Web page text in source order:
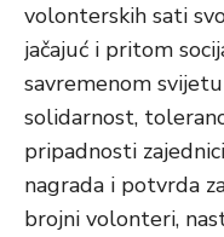
volonterskih sati
jačajuć i pritom
savremenom
solidarnost,
pripadnosti
nagrada i potvrda
brojni volonteri,